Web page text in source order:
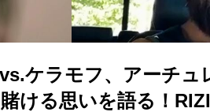
ケラモフ、アーチュ
ける思いを語る！